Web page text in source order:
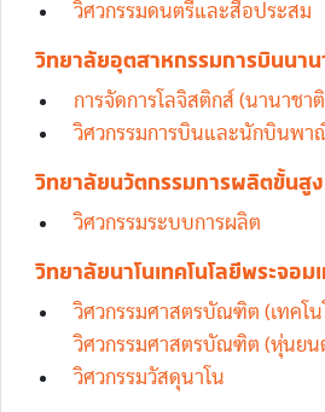
วิศวกรรมดนตรีและสื่อประสม
วิทยาลัยอุตสาหกรรมการบินนาน
การจัดการโลจิสติกส์ (นานาชา
วิศวกรรมการบินและนักบินพา
วิทยาลัยนวัตกรรมการผลิตขั้นสูง
วิศวกรรมระบบการผลิต
วิทยาลัยนาโนเทคโนโลยีพระจอม
วิศวกรรมศาสตรบัณฑิต (เทคโ
วิศวกรรมศาสตรบัณฑิต (หุ่นยน
วิศวกรรมวัสดุนาโน